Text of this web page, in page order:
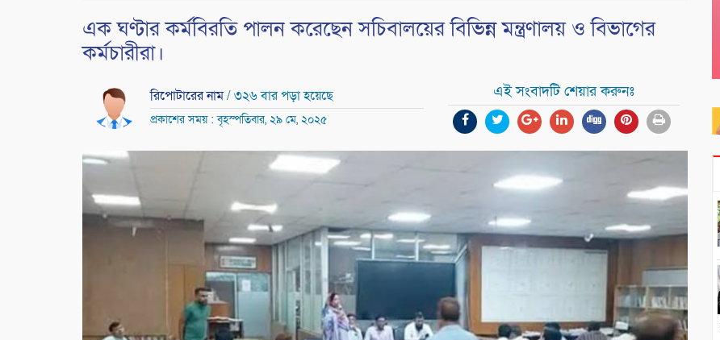
এক ঘণ্টার কর্মবিরতি পালন করেছেন সচিবালয়ের বিভিন্ন মন্ত্রণালয় ও বিভাগের
কর্মচারীরা।
রিপোটারের নাম/ ৩২৬ বার পড়া হয়েছে
প্রকাশের সময় : বৃহস্পতিবার, ২৯ মে, ২০২৫
এই সংবাদটি শেয়ার করুনঃ